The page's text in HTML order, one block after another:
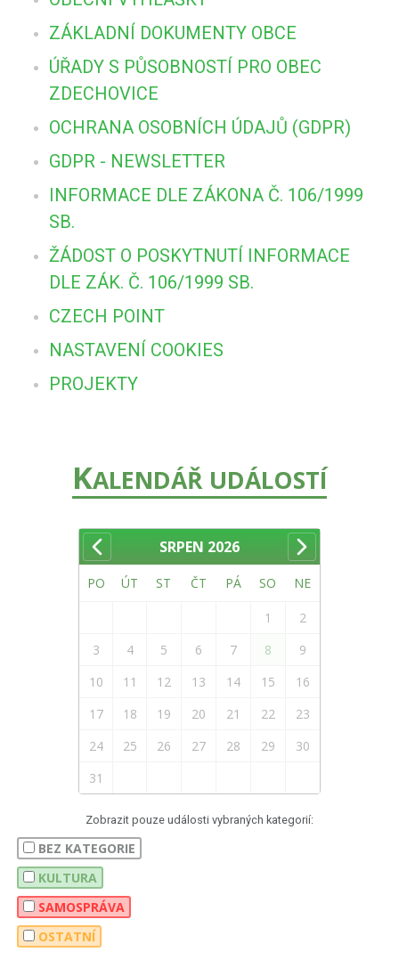
ZÁKLADNÍ DOKUMENTY OBCE
ÚŘADY S PŮSOBNOSTÍ PRO OBEC
ZDECHOVICE
OCHRANA OSOBNÍCH ÚDAJŮ (GDPR)
GDPR - NEWSLETTER
INFORMACE DLE ZÁKONA Č. 106/1999
SB.
ŽÁDOST O POSKYTNUTÍ INFORMACE
DLE ZÁK. Č. 106/1999 SB.
CZECH POINT
NASTAVENÍ COOKIES
PROJEKTY
KALENDÁŘ UDÁLOSTÍ
SRPEN 2026
PO ÚT ST ČT PÁ SO NE
1
2
3
4 5 6 7 8
9
10
11 12 13 14 15
16
17
18 19 20 21 22
23
24
25 26 27 28 29
30
31
Zobrazit pouze události vybraných kategorií:
BEZ KATEGORIE
KULTURA
SAMOSPRÁVA
OSTATNÍ